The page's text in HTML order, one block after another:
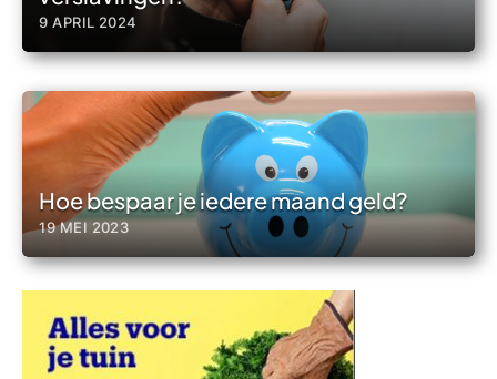
9 APRIL 2024
Hoe bespaar je iedere maand geld?
19 MEI 2023